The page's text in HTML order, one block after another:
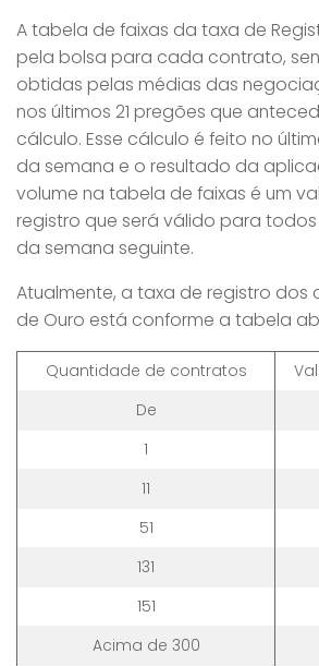
A tabela de faixas da taxa de
pela bolsa para cada contrato,
obtidas pelas médias das
nos últimos 21 pregões que
cálculo. Esse cálculo é feito no
da semana e o resultado da
volume na tabela de faixas é um
registro que será válido para
da semana seguinte.
Atualmente, a taxa de registro dos
de Ouro está conforme a tabela
Quantidade de contratos
De
1
11
51
131
151
Acima de 300